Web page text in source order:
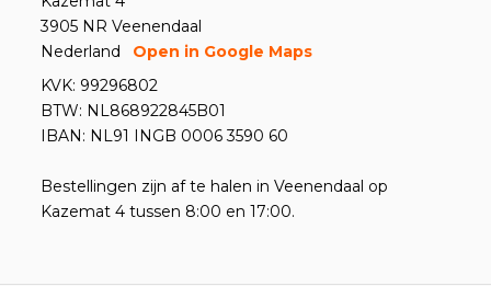
3905 NR Veenendaal
Nederland
Open in Google Maps
KVK: 99296802
BTW: NL868922845B01
IBAN: NL91 INGB 0006 3590 60
Bestellingen zijn af te halen in Veenendaal op
Kazemat 4 tussen 8:00 en 17:00.